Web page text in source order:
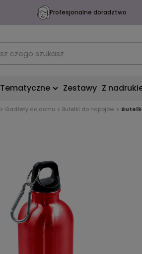
Profesjonalne doradztwo
Tematyczne Zestawy Z
Gadżety do domu Butelki do napojów